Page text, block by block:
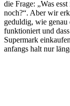
die Frage: „Was
noch?“. Aber wir
geduldig, wie
funktioniert und
Supermark
anfangs halt nur